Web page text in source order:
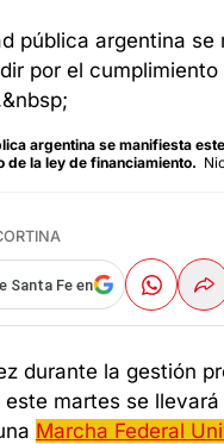
argentina se manifiesta
de la ley de financiamiento.
Santa Fe en
durante la gestión
este martes se
Marcha Federal